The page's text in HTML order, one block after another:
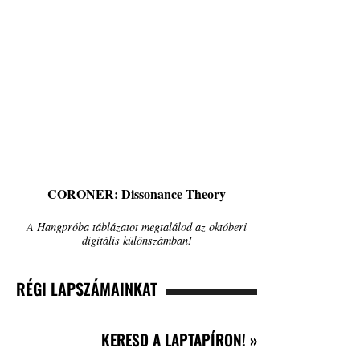
CORONER: Dissonance Theory
A Hangpróba táblázatot megtalálod az októberi
digitális különszámban!
RÉGI LAPSZÁMAINKAT
KERESD A LAPTAPÍRON! »